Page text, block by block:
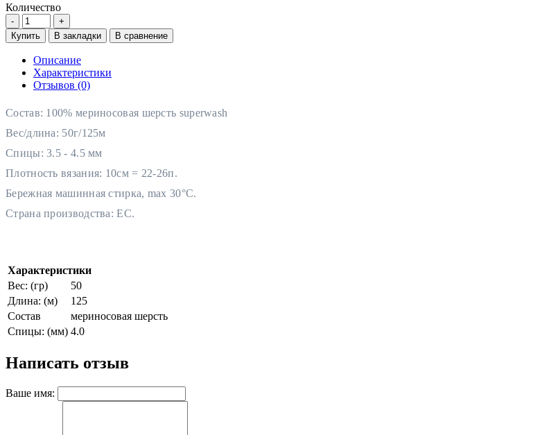
Количество
Купить В закладки В сравнение
Описание
Характеристики
Отзывов (0)
Состав: 100% мериносовая шерсть superwash
Вес/длина: 50г/125м
Спицы: 3.5 - 4.5 мм
Плотность вязания: 10см = 22-26п.
Бережная машинная стирка, max 30°C.
Страна производства: ЕС.
Характеристики
Вес: (гр)
50
Длина: (м)
125
Состав
мериносовая шерсть
Спицы: (мм) 4.0
Написать отзыв
Ваше имя: